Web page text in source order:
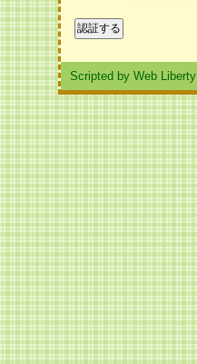
Scripted by Web Liberty